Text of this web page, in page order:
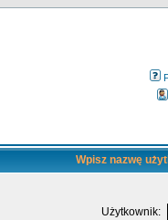
Wpisz nazwę
Użytkownik: